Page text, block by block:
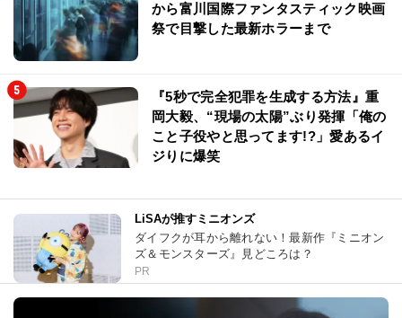
から富川国際ファンタスティック映画
祭で目撃した最新ホラーまで
『5秒で完全犯罪を生成する方法』重
岡大毅、“現場の太陽”ぶり発揮「俺の
こと子役やと思ってます!?」愛あるイ
ジりに爆笑
LiSAが推すミニオンズ
ダイフクが耳から離れない！最新作『ミニオン
ズ＆モンスターズ』見どころは？
PR